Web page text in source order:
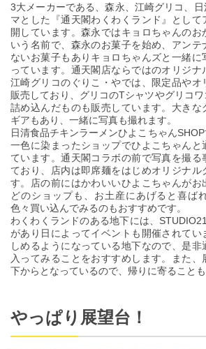
3大メーカーである、森永、江崎グリコ、
マとした『通天閣わくわくランド』として
開しています。森永ではキョロちゃんのお
いう名前で、森永のお菓子を始め、アンテ
ないお菓子もありキョロちゃんズと一緒に
っています。通天閣店ならではのオリジナ
江崎グリコのぐりこ・やでは、限定品やオ
販売しており、グリコのTシャツやグリコ
詰め込んだものも販売しています。大きな
ギアもあり、一緒に写真も撮れます。
日清食品チキンラーメンひよこちゃん
一色に染まったショップでひよこちゃんと
ています。通天閣コラボの前で写真を撮る
ており、店内は即席麺をはじめオリジナル
す。店の前にはかわいいひよこちゃんがお
どのショップも、お土産にあげると喜ば
色々買い込んでみるのもおすすめです。
わくわくランドのある地下には、
があり日によってイベントも開催されてい
しめるようになっている地下なので、是
入ってみることをおすすめします。また
下からとなっているので、帰りに寄ることも
やっぱり展望台！